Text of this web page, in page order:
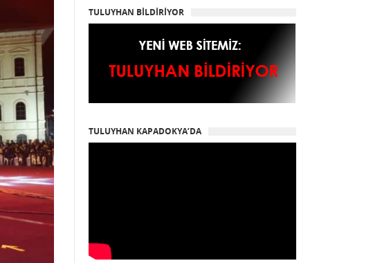
TULUYHAN BİLDİRİYOR
TULUYHAN KAPADOKYA’DA